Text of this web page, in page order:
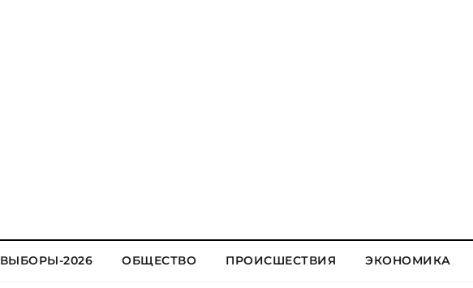
ВЫБОРЫ-2026 ОБЩЕСТВО ПРОИСШЕСТВИЯ ЭКОНОМИКА